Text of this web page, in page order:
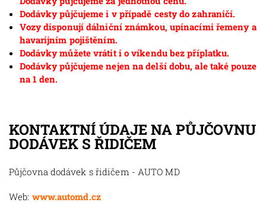
Dodávky půjčujeme i v případě cesty do zahraničí.
Vozy disponují dálniční známkou, upínacími řemeny a
havarijním pojištěním.
Dodávky můžete vrátit i o víkendu bez příplatku.
Dodávky půjčujeme nejen na delší dobu, ale také pouze
na 1 den.
KONTAKTNÍ ÚDAJE NA PŮJČOVNU
DODÁVEK S ŘIDIČEM
Půjčovna dodávek s řidičem - AUTO MD
Web: www.automd.cz